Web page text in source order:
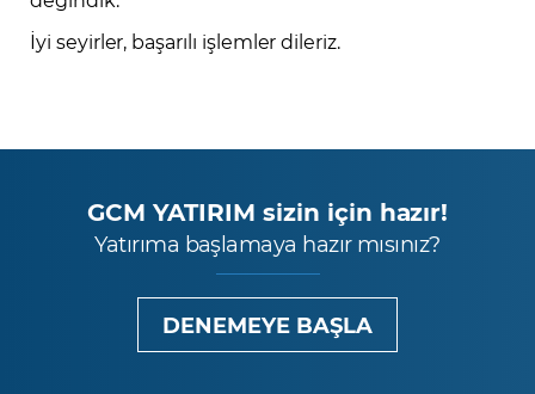
İyi seyirler, başarılı işlemler dileriz.
GCM YATIRIM sizin için hazır!
Yatırıma başlamaya hazır mısınız?
DENEMEYE BAŞLA